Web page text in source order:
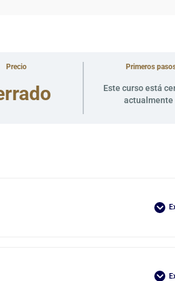
Precio Primeros
Este curso está
actualmente